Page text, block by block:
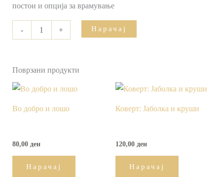
постои и опција за врамување
- + Нарачај
Поврзани продукти
Во добро и лошо
80,00 ден
Нарачај
Коверт: Јаболка и круши
120,00 ден
Нарачај